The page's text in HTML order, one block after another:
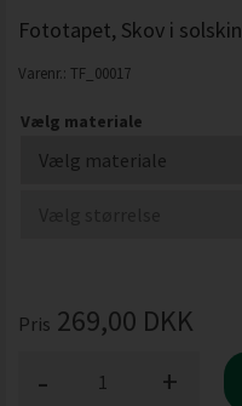
Fototapet, Skov i solskin
Varenr.: TF_00017
Vælg materiale
Pris 269,00 DKK
+
-